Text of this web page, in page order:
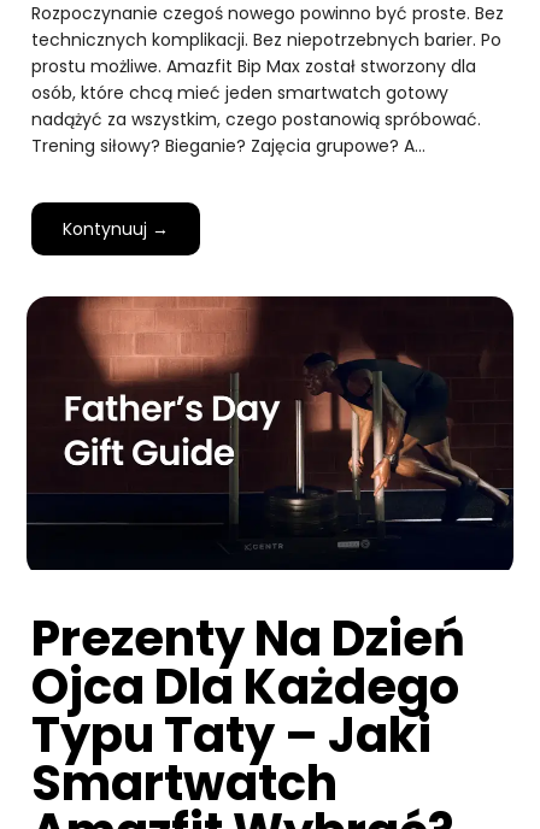
Rozpoczynanie czegoś nowego powinno być proste. Bez
technicznych komplikacji. Bez niepotrzebnych barier. Po
prostu możliwe. Amazfit Bip Max został stworzony dla
osób, które chcą mieć jeden smartwatch gotowy
nadążyć za wszystkim, czego postanowią spróbować.
Trening siłowy? Bieganie? Zajęcia grupowe? A…
Kontynuuj →
Prezenty Na Dzień
Ojca Dla Każdego
Typu Taty – Jaki
Smartwatch